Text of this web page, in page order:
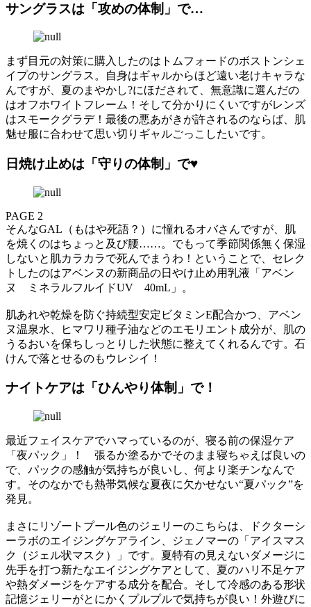
サングラスは「攻めの体制」で…
まず目元の対策に購入したのはトムフォードのボストンシェ
イプのサングラス。自身はギャルからほど遠い老けキャラな
んですが、夏のまやかし?にほだされて、無意識に選んだの
はオフホワイトフレーム！そして分かりにくいですがレンズ
はスモークグラデ！最後の悪あがきが許されるのならば、肌
魅せ服に合わせて思い切りギャルごっこしたいです。
日焼け止めは「守りの体制」で♥
PAGE 2
そんなGAL（もはや死語？）に憧れるオバさんですが、肌
を焼くのはちょっと及び腰……。でもって季節関係無く保湿
しないと肌カラカラで死んでまうわ！ということで、セレク
トしたのはアベンヌの新商品の日やけ止め用乳液「アベン
ヌ ミネラルフルイドUV 40mL」。
肌あれや乾燥を防ぐ持続型安定ビタミンE配合かつ、アベン
ヌ温泉水、ヒマワリ種子油などのエモリエント成分が、肌の
うるおいを保ちしっとりした状態に整えてくれるんです。石
けんで落とせるのもウレシイ！
ナイトケアは「ひんやり体制」で！
最近フェイスケアでハマっているのが、寝る前の保湿ケア
「夜パック」！ 張るか塗るかでそのまま寝ちゃえば良いの
で、パックの感触が気持ちが良いし、何より楽チンなんで
す。そのなかでも熱帯気候な夏夜に欠かせない“夏パック”を
発見。
まさにリゾートプール色のジェリーのこちらは、ドクターシ
ーラボのエイジングケアライン、ジェノマーの「アイスマス
ク（ジェル状マスク）」です。夏特有の見えないダメージに
先手を打つ新たなエイジングケアとして、夏のハリ不足ケア
や熱ダメージをケアする成分を配合。そして冷感のある形状
記憶ジェリーがとにかくプルプルで気持ちが良い！外遊びに